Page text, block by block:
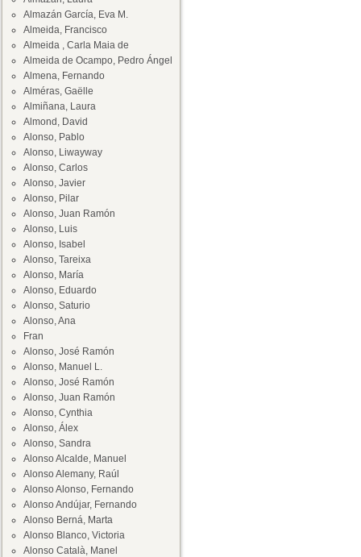
Almazán García, Eva M.
Almeida, Francisco
Almeida , Carla Maia de
Almeida de Ocampo, Pedro Ángel
Almena, Fernando
Alméras, Gaëlle
Almiñana, Laura
Almond, David
Alonso, Pablo
Alonso, Liwayway
Alonso, Carlos
Alonso, Javier
Alonso, Pilar
Alonso, Juan Ramón
Alonso, Luis
Alonso, Isabel
Alonso, Tareixa
Alonso, María
Alonso, Eduardo
Alonso, Saturio
Alonso, Ana
Fran
Alonso, José Ramón
Alonso, Manuel L.
Alonso, José Ramón
Alonso, Juan Ramón
Alonso, Cynthia
Alonso, Álex
Alonso, Sandra
Alonso Alcalde, Manuel
Alonso Alemany, Raúl
Alonso Alonso, Fernando
Alonso Andújar, Fernando
Alonso Berná, Marta
Alonso Blanco, Victoria
Alonso Català, Manel